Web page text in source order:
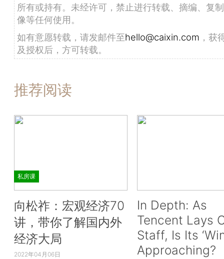
所有或持有。未经许可，禁止进行转载、摘编、复
像等任何使用。
如有意愿转载，请发邮件至hello@caixin.com ，获
及授权后，方可转载。
推荐阅读
私房课
向松祚：宏观经济70
讲，带你了解国内外
经济大局
2022年04月06日
In Depth: As
Tencent Lays
Staff, Is Its
Approaching?